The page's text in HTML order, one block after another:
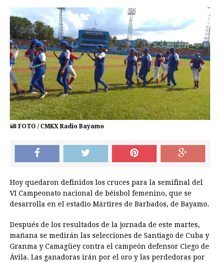
FOTO / CMKX Radio Bayamo
Hoy quedaron definidos los cruces para la semifinal del
VI Campeonato nacional de béisbol femenino, que se
desarrolla en el estadio Mártires de Barbados, de Bayamo.
Después de los resultados de la jornada de este martes,
mañana se medirán las selecciones de Santiago de Cuba y
Granma y Camagüey contra el campeón defensor Ciego de
Ávila. Las ganadoras irán por el oro y las perdedoras por